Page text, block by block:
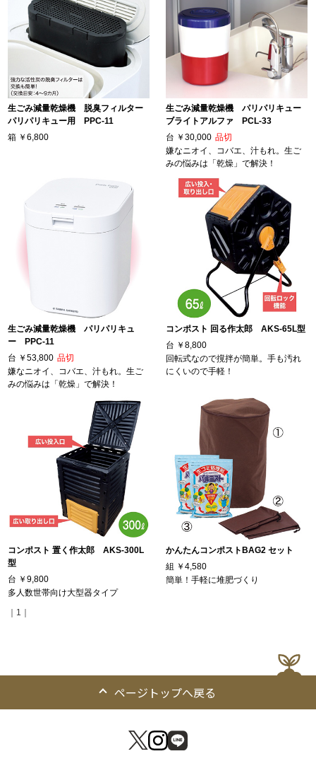
生ごみ減量乾燥機 脱臭フィルター
パリパリキュー用 PPC-11
箱 ￥6,800
生ごみ減量乾燥機 パリパリキュー
ブライトアルファ PCL-33
台 ￥30,000 品切
嫌なニオイ、コバエ、汁もれ。生ご
みの悩みは「乾燥」で解決！
生ごみ減量乾燥機 パリパリキュ
ー PPC-11
台 ￥53,800 品切
嫌なニオイ、コバエ、汁もれ。生ご
みの悩みは「乾燥」で解決！
コンポスト 回る作太郎 AKS-65L型
台 ￥8,800
回転式なので撹拌が簡単。手も汚れ
にくいので手軽！
コンポスト 置く作太郎 AKS-300L
型
台 ￥9,800
多人数世帯向け大型器タイプ
かんたんコンポストBAG2 セット
組 ￥4,580
簡単！手軽に堆肥づくり
｜1｜
ページトップへ戻る